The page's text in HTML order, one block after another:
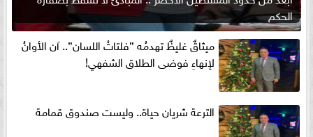
الحكم
ميثاقٌ غليظٌ تهدمُه ”فلتاتُ اللسان”.. آن الأوانُ
لإنهاءِ فوضى الطلاق الشفهي!
الترعة شريان حياة.. وليست صندوق قمامة